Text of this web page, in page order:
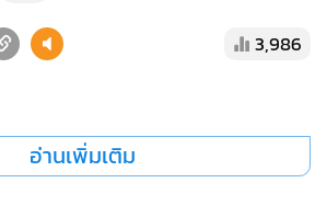
3,986
อ่านเพิ่มเติม